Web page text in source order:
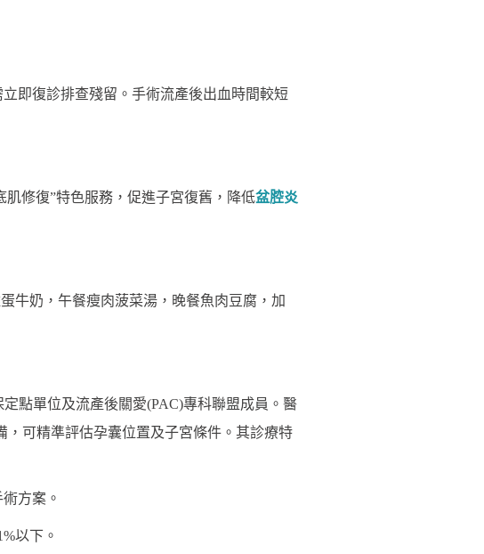
即復診排查殘留。手術流產後出血時間較短
修復”特色服務，促進子宮復舊，降低盆腔炎
牛奶，午餐瘦肉菠菜湯，晚餐魚肉豆腐，加
點單位及流產後關愛(PAC)專科聯盟成員。醫
，可精準評估孕囊位置及子宮條件。其診療特
方案。
以下。